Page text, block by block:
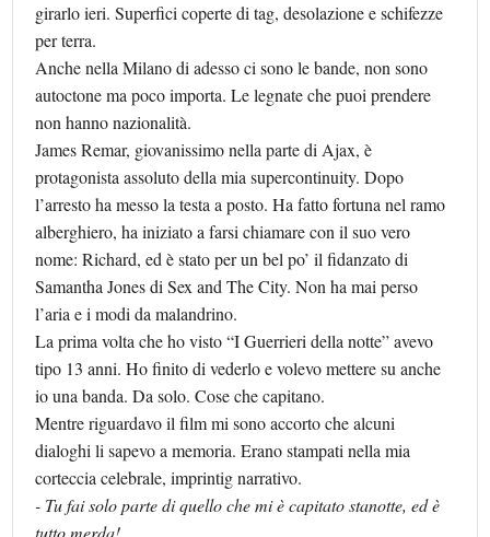
girarlo ieri. Superfici coperte di tag, desolazione e schifezze
per terra.
Anche nella Milano di adesso ci sono le bande, non sono
autoctone ma poco importa. Le legnate che puoi prendere
non hanno nazionalità.
James Remar, giovanissimo nella parte di Ajax, è
protagonista assoluto della mia supercontinuity. Dopo
l’arresto ha messo la testa a posto. Ha fatto fortuna nel ramo
alberghiero, ha iniziato a farsi chiamare con il suo vero
nome: Richard, ed è stato per un bel po’ il fidanzato di
Samantha Jones di Sex and The City. Non ha mai perso
l’aria e i modi da malandrino.
La prima volta che ho visto “I Guerrieri della notte” avevo
tipo 13 anni. Ho finito di vederlo e volevo mettere su anche
io una banda. Da solo. Cose che capitano.
Mentre riguardavo il film mi sono accorto che alcuni
dialoghi li sapevo a memoria. Erano stampati nella mia
corteccia celebrale, imprintig narrativo.
- Tu fai solo parte di quello che mi è capitato stanotte, ed è